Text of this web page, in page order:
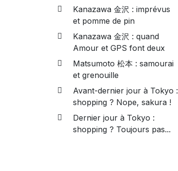
Kanazawa 金沢 : imprévus
et pomme de pin
Kanazawa 金沢 : quand
Amour et GPS font deux
Matsumoto 松本 : samourai
et grenouille
Avant-dernier jour à Tokyo :
shopping ? Nope, sakura !
Dernier jour à Tokyo :
shopping ? Toujours pas...